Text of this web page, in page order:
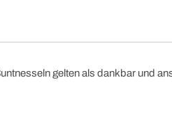
gelten als dankbar und